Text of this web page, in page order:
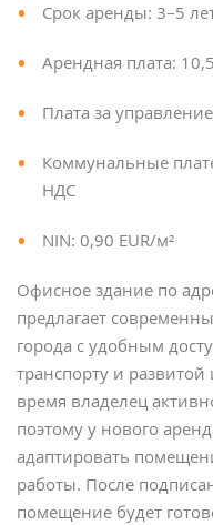
Срок аренды: 3–5
Арендная плата:
Плата за
Коммунальные
НДС
NIN: 0,90 EUR/м²
Офисное здание по
предлагает
города с удобным
транспорту и
время владелец
поэтому у нового
адаптировать
работы. После
помещение будет